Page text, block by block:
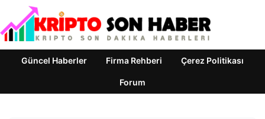
Güncel Haberler Firma Rehberi Çerez Politikası
Forum